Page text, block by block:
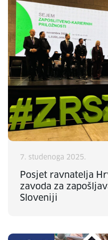
7. studenoga 2025.
Posjet ravnatelja
zavoda za
Sloveniji